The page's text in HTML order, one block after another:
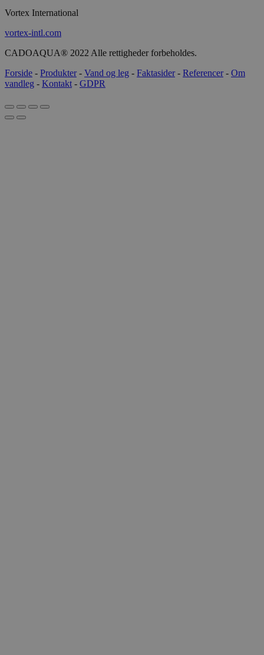
Vortex International
vortex-intl.com
CADOAQUA® 2022 Alle rettigheder forbeholdes.
Forside - Produkter- Vand og leg - Faktasider- Referencer- Om
vandleg - Kontakt - GDPR